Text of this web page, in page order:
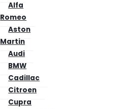
Alfa
Romeo
Aston
Martin
Audi
BMW
Cadillac
Citroen
Cupra